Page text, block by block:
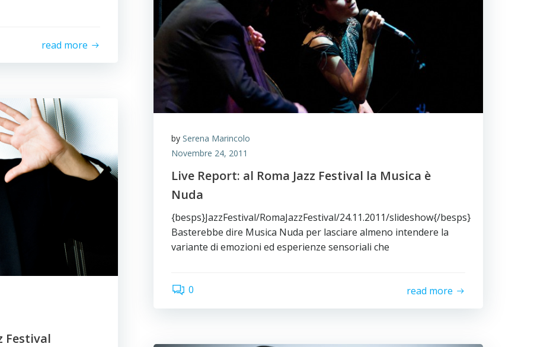
read more
by Serena Marincolo
Novembre 24, 2011
Live Report: al Roma Jazz Festival la Musica è
Nuda
{besps}JazzFestival/RomaJazzFestival/24.11.2011/slideshow{/besps}
Basterebbe dire Musica Nuda per lasciare almeno intendere la
variante di emozioni ed esperienze sensoriali che
0 read more
Festival